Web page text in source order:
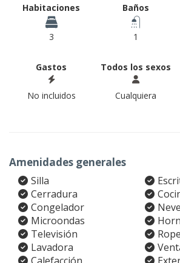
Habitaciones
3
Baños
1
Gastos
No incluidos
Todos los sexos
Cualquiera
Amenidades generales
Silla
Cerradura
Congelador
Microondas
Televisión
Lavadora